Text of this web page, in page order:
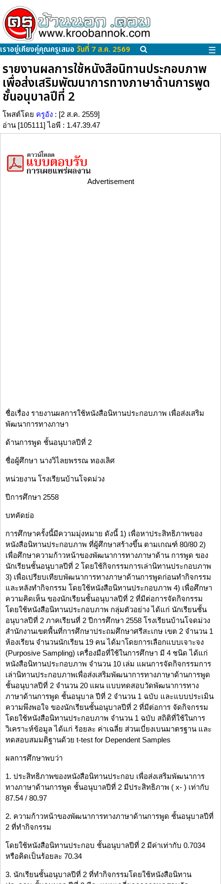
เราอยู่เคียงคู่คุณครูเสมอ วันที่ 7 ส.ค. 2569 ☰
รายงานผลการใช้หนังสือนิทานประกอบภาพ
เพื่อส่งเสริมพัฒนาการทางภาษาด้านการพูด
ชั้นอนุบาลปีที่ 2
โพสต์โดย ครูอัง : [2 ส.ค. 2559]
อ่าน [105111] ไอพี : 1.47.39.47
Advertisement
ชื่อเรื่อง รายงานผลการใช้หนังสือนิทานประกอบภาพ เพื่อส่งเสริม
พัฒนาการทางภาษา
ด้านการพูด ชั้นอนุบาลปีที่ 2
ชื่อผู้ศึกษา นางวิไลยพรรณ ทองเลิศ
หน่วยงาน โรงเรียนบ้านโจดม่วง
ปีการศึกษา 2558
บทคัดย่อ
การศึกษาครั้งนี้มีความมุ่งหมาย ดังนี้ 1) เพื่อหาประสิทธิภาพของ
หนังสือนิทานประกอบภาพ ที่ผู้ศึกษาสร้างขึ้น ตามเกณฑ์ 80/80 2)
เพื่อศึกษาความก้าวหน้าของพัฒนาการทางภาษาด้าน การพูด ของ
นักเรียนชั้นอนุบาลปีที่ 2 โดยใช้กิจกรรมการเล่านิทานประกอบภาพ
3) เพื่อเปรียบเทียบพัฒนาการทางภาษาด้านการพูดก่อนทำกิจกรรม
และหลังทำกิจกรรม โดยใช้หนังสือนิทานประกอบภาพ 4) เพื่อศึกษา
ความคิดเห็น ของนักเรียนชั้นอนุบาลปีที่ 2 ที่มีต่อการจัดกิจกรรม
โดยใช้หนังสือนิทานประกอบภาพ กลุ่มตัวอย่าง ได้แก่ นักเรียนชั้น
อนุบาลปีที่ 2 ภาคเรียนที่ 2 ปีการศึกษา 2558 โรงเรียนบ้านโจดม่วง
สำนักงานเขตพื้นที่การศึกษาประถมศึกษาศรีสะเกษ เขต 2 จำนวน 1
ห้องเรียน จำนวนนักเรียน 19 คน ได้มาโดยการเลือกแบบเจาะจง
(Purposive Sampling) เครื่องมือที่ใช้ในการศึกษา มี 4 ชนิด ได้แก่
หนังสือนิทานประกอบภาพ จำนวน 10 เล่ม แผนการจัดกิจกรรมการ
เล่านิทานประกอบภาพเพื่อส่งเสริมพัฒนาการทางภาษาด้านการพูด
ชั้นอนุบาลปีที่ 2 จำนวน 20 แผน แบบทดสอบวัดพัฒนาการทาง
ภาษาด้านการพูด ชั้นอนุบาล ปีที่ 2 จำนวน 1 ฉบับ และแบบประเมิน
ความพึงพอใจ ของนักเรียนชั้นอนุบาลปีที่ 2 ที่มีต่อการ จัดกิจกรรม
โดยใช้หนังสือนิทานประกอบภาพ จำนวน 1 ฉบับ สถิติที่ใช้ในการ
วิเคราะห์ข้อมูล ได้แก่ ร้อยละ ค่าเฉลี่ย ส่วนเบี่ยงเบนมาตรฐาน และ
ทดสอบสมมติฐานด้วย t-test for Dependent Samples
ผลการศึกษาพบว่า
1. ประสิทธิภาพของหนังสือนิทานประกอบ เพื่อส่งเสริมพัฒนาการ
ทางภาษาด้านการพูด ชั้นอนุบาลปีที่ 2 มีประสิทธิภาพ ( x- ) เท่ากับ
87.54 / 80.97
2. ความก้าวหน้าของพัฒนาการทางภาษาด้านการพูด ชั้นอนุบาลปีที่
2 ที่ทำกิจกรรม
โดยใช้หนังสือนิทานประกอบ ชั้นอนุบาลปีที่ 2 มีค่าเท่ากับ 0.7034
หรือคิดเป็นร้อยละ 70.34
3. นักเรียนชั้นอนุบาลปีที่ 2 ที่ทำกิจกรรมโดยใช้หนังสือนิทาน